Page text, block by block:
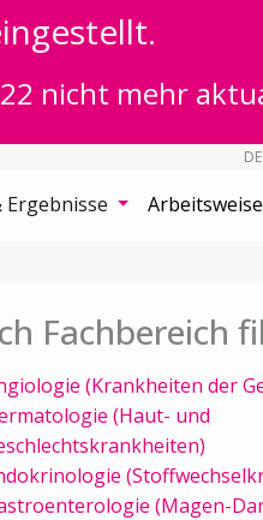
nicht mehr
DE
Ergebnisse Arbeitsweise
Fachbereich
(Krankheiten der
(Haut- und
(Magen-